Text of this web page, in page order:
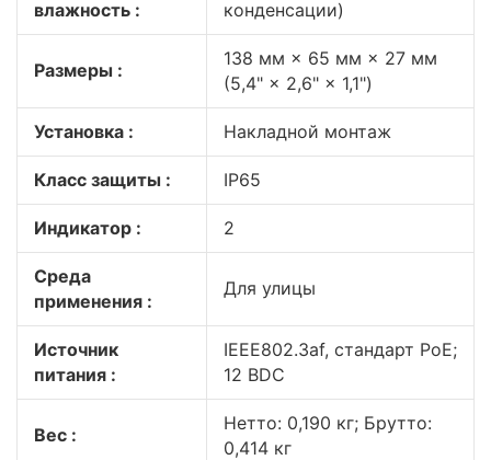
влажность : конденсации)
Размеры :
138 мм × 65 мм × 27 мм
(5,4" × 2,6" × 1,1")
Установка : Накладной монтаж
Класс защиты : IP65
Индикатор : 2
Среда
применения :
Для улицы
Источник
питания :
IEEE802.3af, стандарт PoE;
12 ВDC
Вес :
Нетто: 0,190 кг; Брутто:
0,414 кг